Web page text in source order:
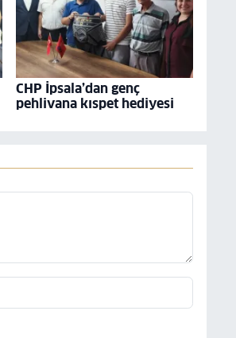
CHP İpsala’dan genç
pehlivana kıspet hediyesi